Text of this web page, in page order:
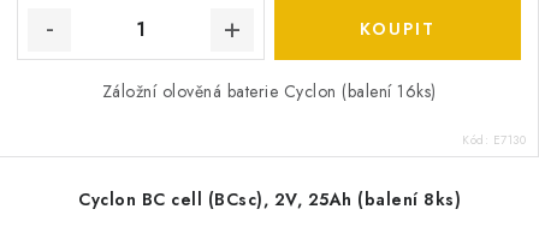
Záložní olověná baterie Cyclon (balení 16ks)
Kód: E7130
Cyclon BC cell (BCsc), 2V, 25Ah (balení 8ks)